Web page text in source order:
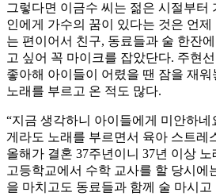
그렇다면 이금수 씨는 젊은 시절부터
인에게 가수의 꿈이 있다는 것은 언
는 편이어서 친구, 동료들과 술 한잔
고 싶어 꼭 마이크를 잡았단다. 주현
좋아해 아이들이 어렸을 땐 잠을 재
노래를 부르고 온 적도 많다.
“지금 생각하니 아이들에게 미안하네
게라도 노래를 부르면서 육아 스트레
올해가 결혼 37주년이니 37년 이상 노
고등학교에서 수학 교사를 할 당시에
을 마치고도 동료들과 함께 술 마시